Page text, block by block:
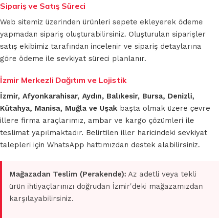
Sipariş ve Satış Süreci
Web sitemiz üzerinden ürünleri sepete ekleyerek ödeme
yapmadan sipariş oluşturabilirsiniz. Oluşturulan siparişler
satış ekibimiz tarafından incelenir ve sipariş detaylarına
göre ödeme ile sevkiyat süreci planlanır.
İzmir Merkezli Dağıtım ve Lojistik
İzmir, Afyonkarahisar, Aydın, Balıkesir, Bursa, Denizli,
Kütahya, Manisa, Muğla ve Uşak başta olmak üzere çevre
illere firma araçlarımız, ambar ve kargo çözümleri ile
teslimat yapılmaktadır. Belirtilen iller haricindeki sevkiyat
talepleri için WhatsApp hattımızdan destek alabilirsiniz.
Mağazadan Teslim (Perakende): Az adetli veya tekli
ürün ihtiyaçlarınızı doğrudan İzmir'deki mağazamızdan
karşılayabilirsiniz.